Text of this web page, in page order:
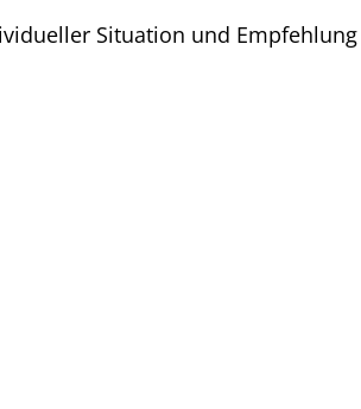
Situation und